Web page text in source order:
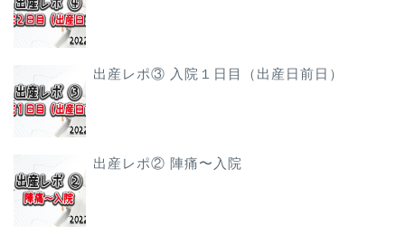
出産レポ③ 入院１日目（出産日前日）
出産レポ② 陣痛〜入院